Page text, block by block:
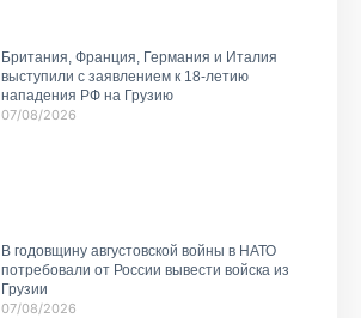
Британия, Франция, Германия и Италия
выступили с заявлением к 18-летию
нападения РФ на Грузию
07/08/2026
В годовщину августовской войны в НАТО
потребовали от России вывести войска из
Грузии
07/08/2026